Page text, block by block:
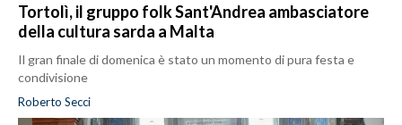
Tortolì, il gruppo folk Sant'Andrea ambasciatore
della cultura sarda a Malta
Il gran finale di domenica è stato un momento di pura festa e
condivisione
Roberto Secci